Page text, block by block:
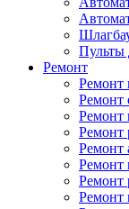
Пульты
Ремонт
Ремонт
Ремонт
Ремонт
Ремонт
Ремонт
Ремонт
Ремонт
Ремонт